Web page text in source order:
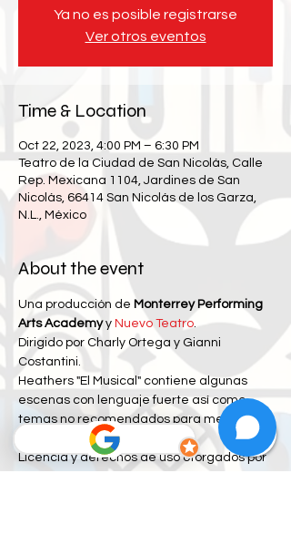
Ya no es posible registrarse
Ver otros eventos
Time & Location
Oct 22, 2023, 4:00 PM – 6:30 PM
Teatro de la Ciudad de San Nicolás, Calle
Rep. Mexicana 1104, Jardines de San
Nicolás, 66414 San Nicolás de los Garza,
N.L., México
About the event
Una producción de Monterrey Performing
Arts Academy y Nuevo Teatro.
Dirigido por Charly Ortega y Gianni
Costantini.
Heathers "El Musical" contiene algunas
escenas con lenguaje fuerte así como
temas no recomendados para menores
Licencia y derechos de uso otorgados por